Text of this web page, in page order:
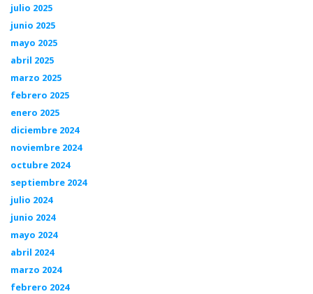
julio 2025
junio 2025
mayo 2025
abril 2025
marzo 2025
febrero 2025
enero 2025
diciembre 2024
noviembre 2024
octubre 2024
septiembre 2024
julio 2024
junio 2024
mayo 2024
abril 2024
marzo 2024
febrero 2024